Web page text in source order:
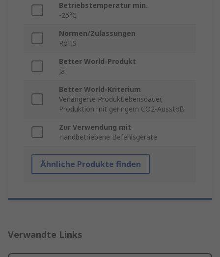
Betriebstemperatur min.
-25°C
Normen/Zulassungen
RoHS
Better World-Produkt
Ja
Better World-Kriterium
Verlängerte Produktlebensdauer,
Produktion mit geringem CO2-Ausstoß
Zur Verwendung mit
Handbetriebene Befehlsgeräte
Ähnliche Produkte finden
Verwandte Links